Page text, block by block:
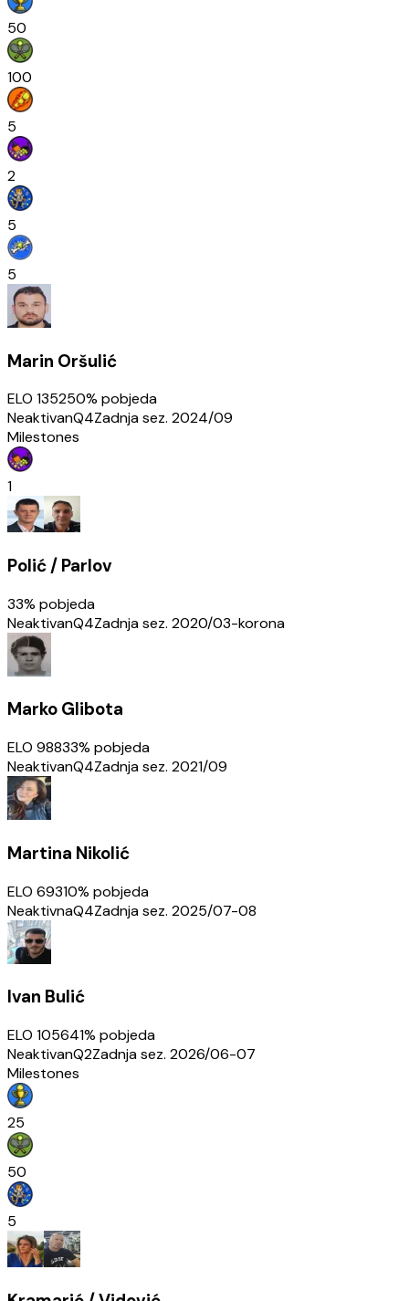
50
100
5
2
5
5
Marin Oršulić
ELO 135250% pobjeda
NeaktivanQ4Zadnja sez. 2024/09
Milestones
1
Polić / Parlov
33% pobjeda
NeaktivanQ4Zadnja sez. 2020/03-korona
Marko Glibota
ELO 98833% pobjeda
NeaktivanQ4Zadnja sez. 2021/09
Martina Nikolić
ELO 69310% pobjeda
NeaktivnaQ4Zadnja sez. 2025/07-08
Ivan Bulić
ELO 105641% pobjeda
NeaktivanQ2Zadnja sez. 2026/06-07
Milestones
25
50
5